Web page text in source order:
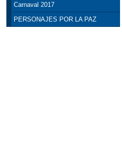
Carnaval 2017
PERSONAJES POR LA PAZ